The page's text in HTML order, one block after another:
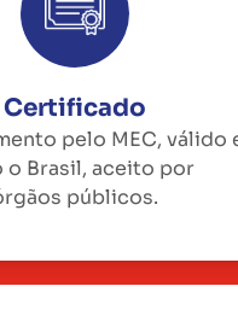
Certificado
pelo MEC, válido
o Brasil, aceito por
públicos.